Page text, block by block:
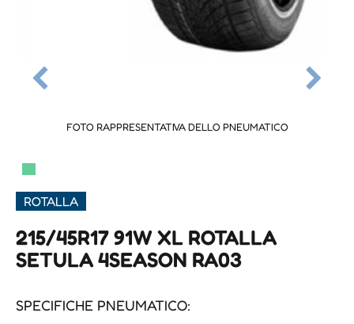
FOTO RAPPRESENTATIVA DELLO PNEUMATICO
▀
ROTALLA
215/45R17 91W XL ROTALLA
SETULA 4SEASON RA03
SPECIFICHE PNEUMATICO: